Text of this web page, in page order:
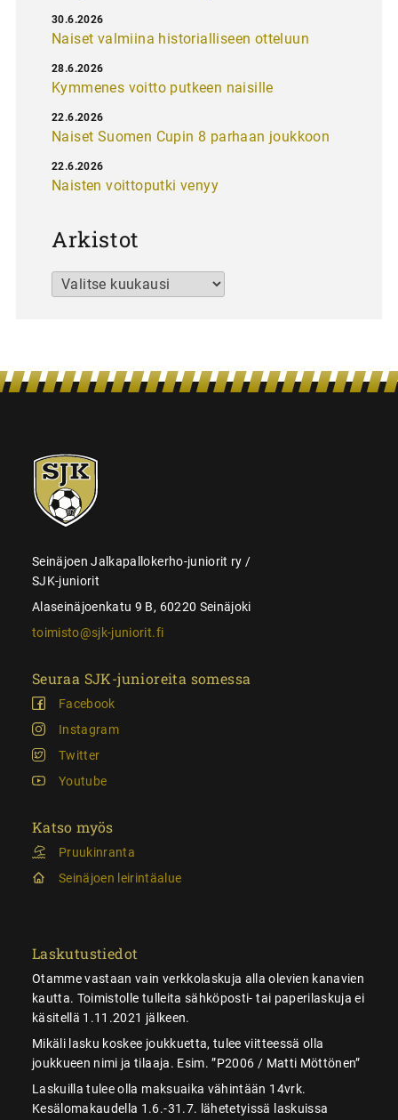
Naiset valmiina historialliseen otteluun
30.6.2026
Kymmenes voitto putkeen naisille
28.6.2026
Naiset Suomen Cupin 8 parhaan joukkoon
22.6.2026
Naisten voittoputki venyy
22.6.2026
Arkistot
Arkistot
SJK-
juniorit
Seinäjoen Jalkapallokerho-juniorit ry /
SJK-juniorit
Alaseinäjoenkatu 9 B, 60220 Seinäjoki
toimisto@sjk-juniorit.fi
Seuraa SJK-junioreita somessa
Facebook
Instagram
Twitter
Youtube
Katso myös
Pruukinranta
Seinäjoen leirintäalue
Laskutustiedot
Otamme vastaan vain verkkolaskuja alla olevien kanavien
kautta. Toimistolle tulleita sähköposti- tai paperilaskuja ei
käsitellä 1.11.2021 jälkeen.
Mikäli lasku koskee joukkuetta, tulee viitteessä olla
joukkueen nimi ja tilaaja. Esim. ”P2006 / Matti Möttönen”
Laskuilla tulee olla maksuaika vähintään 14vrk.
Kesälomakaudella 1.6.-31.7. lähetetyissä laskuissa